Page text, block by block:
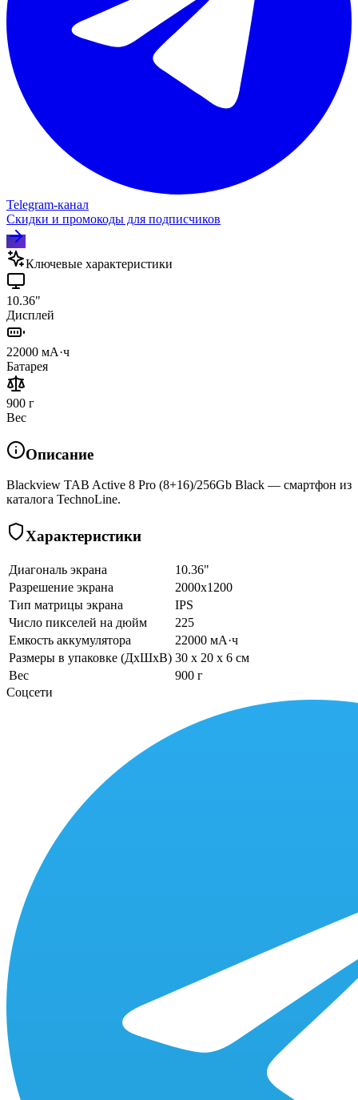
Telegram‑канал
Скидки и промокоды для подписчиков
Ключевые характеристики
10.36"
Дисплей
22000 мА·ч
Батарея
900 г
Вес
Описание
Blackview TAB Active 8 Pro (8+16)/256Gb Black — смартфон из
каталога TechnoLine.
Характеристики
Диагональ экрана
10.36"
Разрешение экрана
2000x1200
Тип матрицы экрана
IPS
Число пикселей на дюйм
225
Емкость аккумулятора
22000 мА·ч
Размеры в упаковке (ДхШхВ) 30 x 20 x 6 см
Вес
900 г
Соцсети